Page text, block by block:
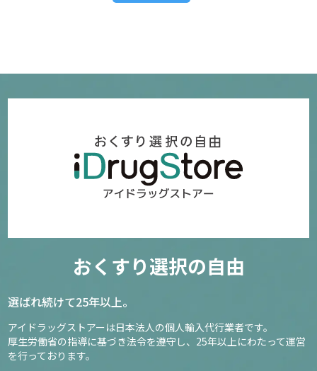
おくすり選択の自由
選ばれ続けて25年以上。
アイドラッグストアーは日本法人の個人輸入代行業者です。
厚生労働省の指導に基づき法令を遵守し、 25年以上にわたって運営
を行っております。